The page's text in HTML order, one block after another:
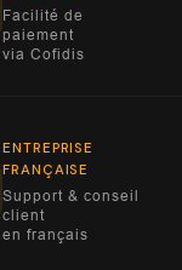
Facilité de
paiement
via Cofidis
ENTREPRISE
FRANÇAISE
Support & conseil
client
en français